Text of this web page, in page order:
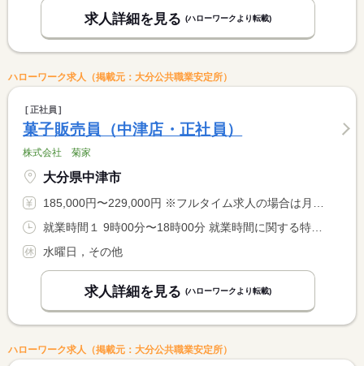
求人詳細を見る (ハローワークより転載)
ハローワーク求人（掲載元：大分公共職業安定所）
正社員
菓子販売員（中津店・正社員）
株式会社 菊家
大分県中津市
185,000円〜229,000円 ※フルタイム求人の場合は月額（換算額）、パート求人の場合は時間額を表示しています。
水曜日，その他
求人詳細を見る (ハローワークより転載)
ハローワーク求人（掲載元：大分公共職業安定所）